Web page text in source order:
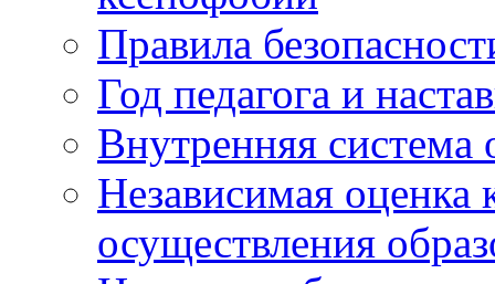
Правила
Год педагога и
Внутренняя система
Независимая оценка
осуществления